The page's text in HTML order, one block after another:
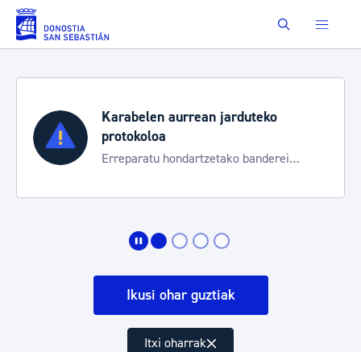
Eduki nagusira joan Buscar
Aste Nagusia 2026
Trafiko mozketak eta garraio zerbitzu
bereziak
Ikusi ohar guztiak
Itxi oharrak